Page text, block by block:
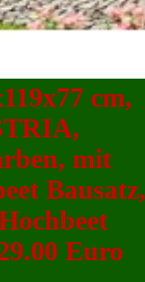
cm,
mit
Bausatz,
Euro